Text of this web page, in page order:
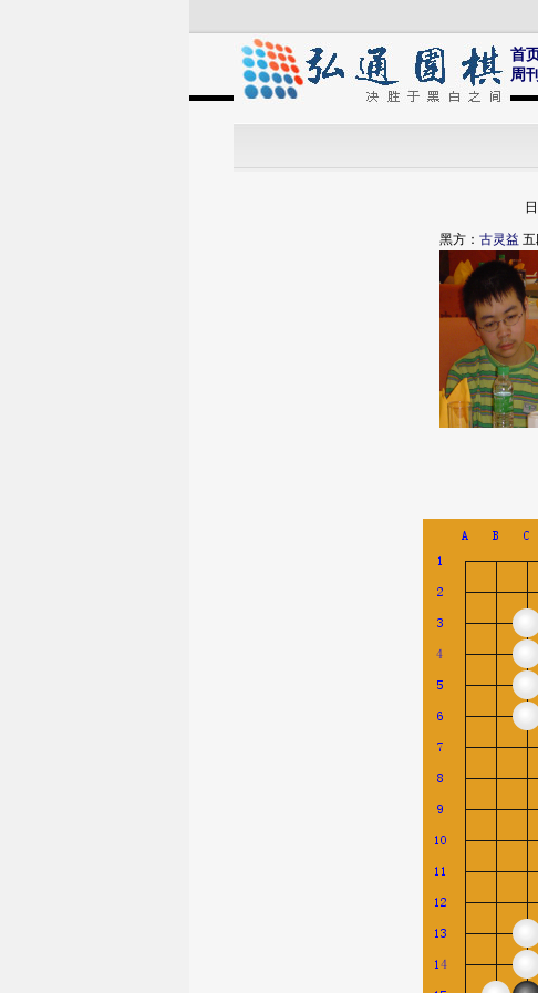
首
周刊
黑方： 古灵益